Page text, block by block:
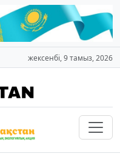
жексенбі, 9 тамыз, 2026